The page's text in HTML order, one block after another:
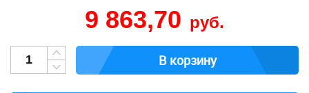
9 863,70 руб.
В корзину